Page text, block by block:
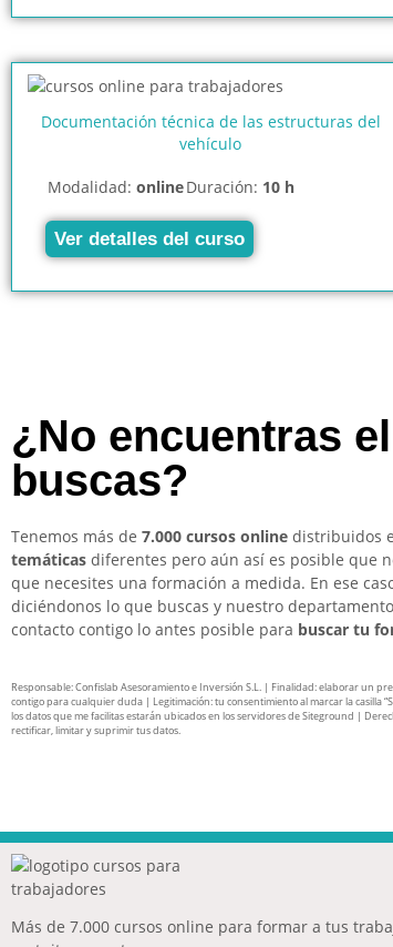
Documentación técnica de las estructuras del
vehículo
Modalidad: onlineDuración: 10 h
Ver detalles del curso
¿No encuentras
buscas?
Tenemos más de 7.000 cursos online distribuidos
temáticas diferentes pero aún así es posible que
que necesites una formación a medida. En ese
diciéndonos lo que buscas y nuestro
contacto contigo lo antes posible para buscar tu
Responsable: Confislab Asesoramiento e Inversión S.L. | Finalidad: elaborar un
contigo para cualquier duda | Legitimación: tu consentimiento al marcar la casilla
los datos que me facilitas estarán ubicados en los servidores de Siteground |
rectificar, limitar y suprimir tus datos.
Más de 7.000 cursos online para formar a tus